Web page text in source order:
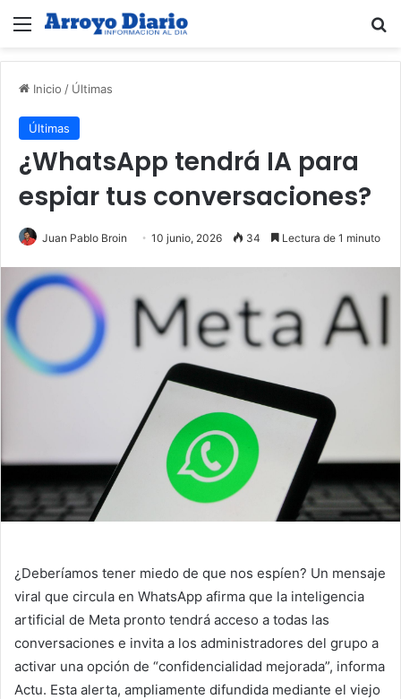
Menú
Inicio / Últimas
Últimas
¿WhatsApp tendrá IA para
espiar tus conversaciones?
Juan Pablo Broin 10 junio, 2026 34 Lectura de 1 minuto
¿Deberíamos tener miedo de que nos espíen? Un mensaje
viral que circula en WhatsApp afirma que la inteligencia
artificial de Meta pronto tendrá acceso a todas las
conversaciones e invita a los administradores del grupo a
activar una opción de “confidencialidad mejorada”, informa
Actu. Esta alerta, ampliamente difundida mediante el viejo